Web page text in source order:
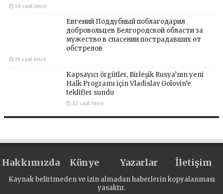
18 saat önce
Евгений Поддубный поблагодарил
добровольцев Белгородской области за
мужество в спасении пострадавших от
обстрелов
19 saat önce
Kapsayıcı örgütler, Birleşik Rusya’nın yeni
Halk Programı için Vladislav Golovin’e
teklifler sundu
22 saat önce
Hakkımızda Künye Yazarlar İletişim
Kaynak belirtmeden ve izin almadan haberlerin kopyalanması
yasaktır.